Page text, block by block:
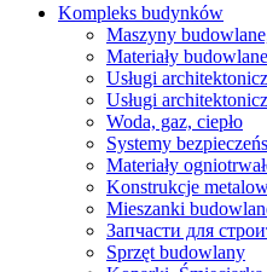
Kompleks budynków
Maszyny
Materiały budowlane
Usługi
Usługi
Woda, gaz, ciepło
Systemy
Materiały
Konstrukcje
Mieszanki
Запчасти для
Sprzęt budowlany